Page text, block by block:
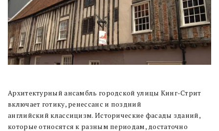
Архитектурный ансамбль городской улицы Кинг-Стрит
включает готику, ренессанс и поздний
английский классицизм. Исторические фасады зданий,
которые относятся к разным периодам, достаточно